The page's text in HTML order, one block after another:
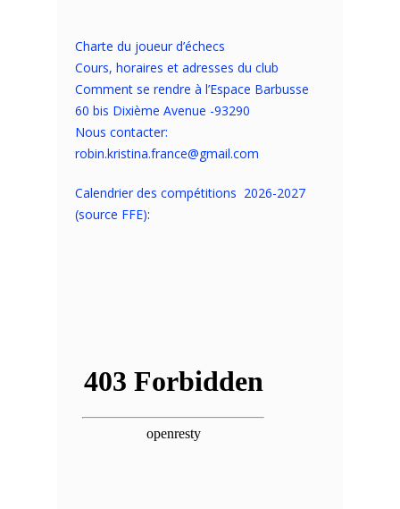
Charte du joueur d’échecs
Cours, horaires et adresses du club
Comment se rendre à l’Espace Barbusse
60 bis Dixième Avenue -93290
Nous contacter:
robin.kristina.france@gmail.com
Calendrier des compétitions 2026-2027
(source FFE):